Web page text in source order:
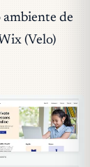
ambiente de
(Velo)